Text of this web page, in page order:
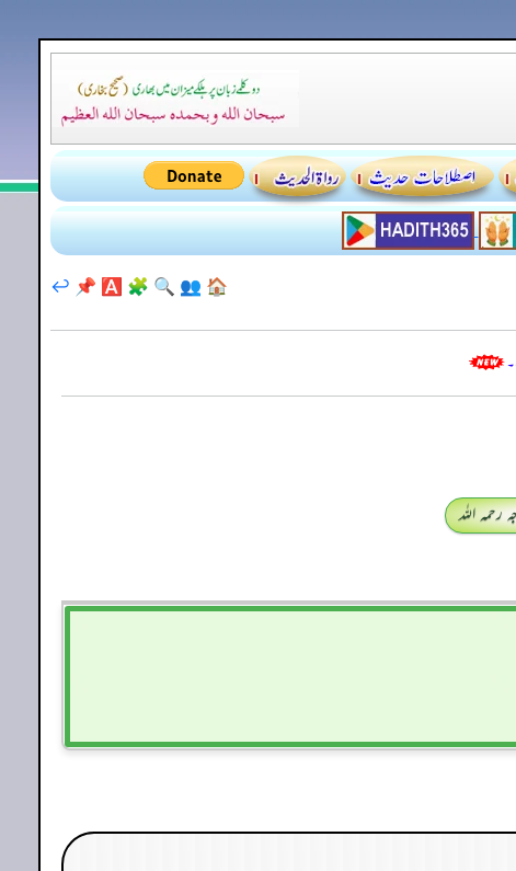
🏠
👥
🔍
🧩
🅰️
📌
↩️
اللہ